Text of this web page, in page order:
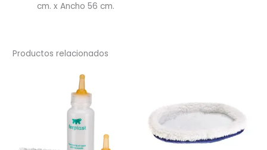
cm. x Ancho 56 cm.
Productos relacionados